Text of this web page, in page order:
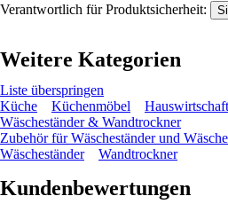
Verantwortlich für Produktsicherheit:
Weitere Kategorien
Liste überspringen
Küche
Küchenmöbel
Wäscheständer & Wandtrockner
Zubehör für Wäscheständer und
Wäscheständer
Wandtrockner
Kundenbewertungen